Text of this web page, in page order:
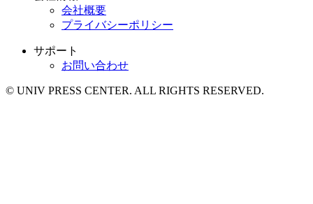
会社概要
プライバシーポリシー
サポート
お問い合わせ
© UNIV PRESS CENTER. ALL RIGHTS RESERVED.